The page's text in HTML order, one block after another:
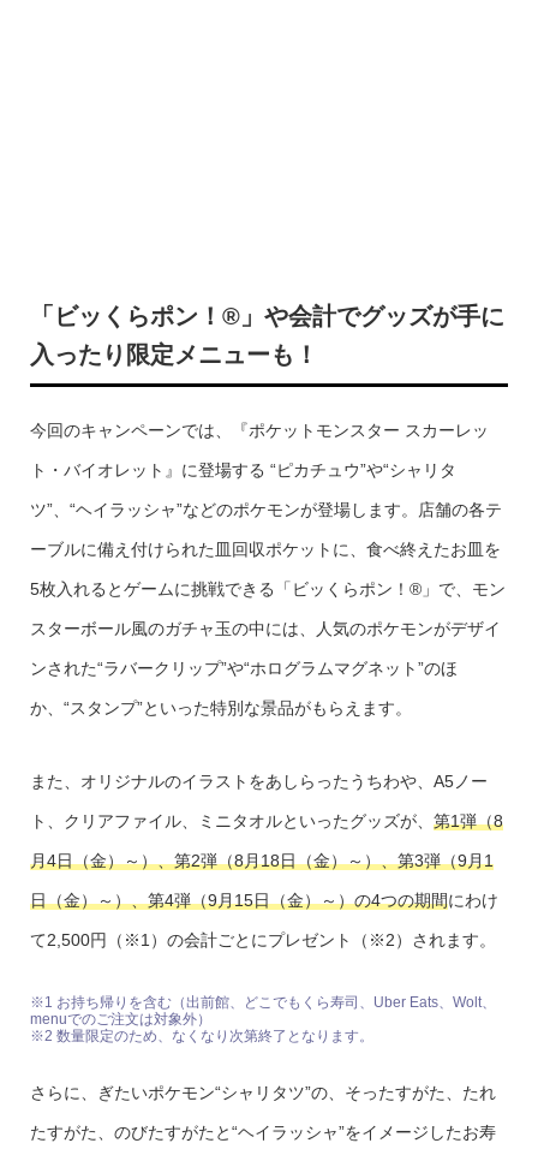
「ビッくらポン！®」や会計でグッズが手に
入ったり限定メニューも！
今回のキャンペーンでは、『ポケットモンスター スカーレッ
ト・バイオレット』に登場する “ピカチュウ”や“シャリタ
ツ”、“ヘイラッシャ”などのポケモンが登場します。店舗の各テ
ーブルに備え付けられた皿回収ポケットに、食べ終えたお皿を
5枚入れるとゲームに挑戦できる「ビッくらポン！®」で、モン
スターボール風のガチャ玉の中には、人気のポケモンがデザイ
ンされた“ラバークリップ”や“ホログラムマグネット”のほ
か、“スタンプ”といった特別な景品がもらえます。
また、オリジナルのイラストをあしらったうちわや、A5ノー
ト、クリアファイル、ミニタオルといったグッズが、 第1弾（8
月4日（金）～）、第2弾（8月18日（金）～）、第3弾（9月1
日（金）～）、第4弾（9月15日（金）～）の4つの期間にわけ
て2,500円（※1）の会計ごとにプレゼント（※2）されます。
※1 お持ち帰りを含む（出前館、どこでもくら寿司、Uber Eats、Wolt、
menuでのご注文は対象外）
※2 数量限定のため、なくなり次第終了となります。
さらに、ぎたいポケモン“シャリタツ”の、そったすがた、たれ
たすがた、のびたすがたと“ヘイラッシャ”をイメージしたお寿